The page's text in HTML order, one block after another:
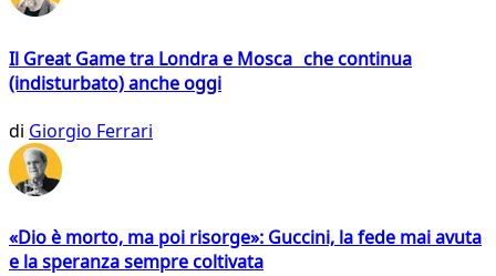
Il Great Game tra Londra e Mosca che continua
(indisturbato) anche oggi
di Giorgio Ferrari
«Dio è morto, ma poi risorge»: Guccini, la fede mai avuta
e la speranza sempre coltivata